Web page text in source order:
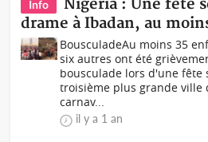
Info
Nigeria : Une fête
drame à Ibadan, au
BousculadeAu moins 35
six autres ont été
bousculade lors d'une fête
troisième plus grande ville
carnav...
il y a 1 an